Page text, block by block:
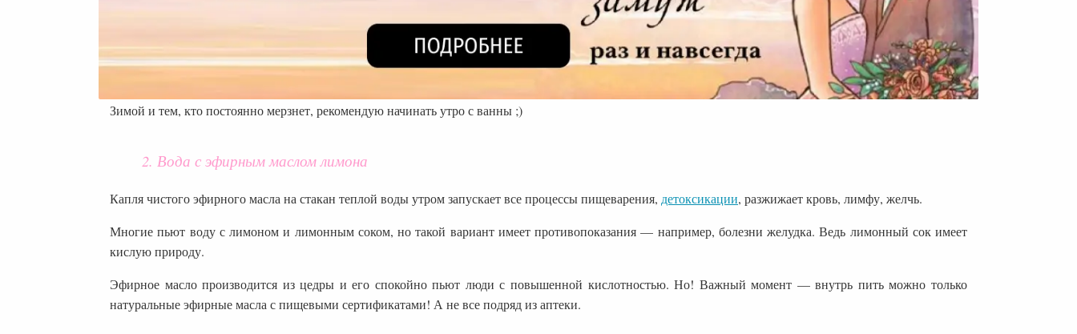
Зимой и тем, кто постоянно мерзнет, рекомендую начинать утро с ванны ;)
2. Вода с эфирным маслом лимона
Капля чистого эфирного масла на стакан теплой воды утром запускает все процессы пищеварения, детоксикации, разжижает кровь, лимфу, желчь.
Многие пьют воду с лимоном и лимонным соком, но такой вариант имеет противопоказания — например, болезни желудка. Ведь лимонный сок имеет
кислую природу.
Эфирное масло производится из цедры и его спокойно пьют люди с повышенной кислотностью.Но! Важный момент — внутрь пить можно только
натуральные эфирные масла с пищевыми сертификатами! А не все подряд из аптеки.